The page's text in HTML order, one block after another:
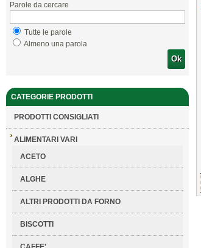
Parole da cercare
Tutte le parole
Almeno una parola
Ok
CATEGORIE PRODOTTI
PRODOTTI CONSIGLIATI
ALIMENTARI VARI
ACETO
ALGHE
ALTRI PRODOTTI DA FORNO
BISCOTTI